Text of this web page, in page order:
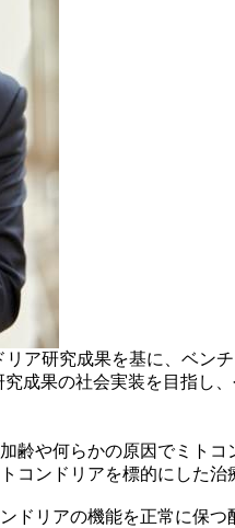
ア研究成果を基に、ベン
成果の社会実装を目指し
齢や何らかの原因でミト
ンドリアを標的にした治
ドリアの機能を正常に保